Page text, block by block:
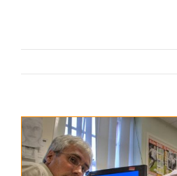
content
View
Larger
Image